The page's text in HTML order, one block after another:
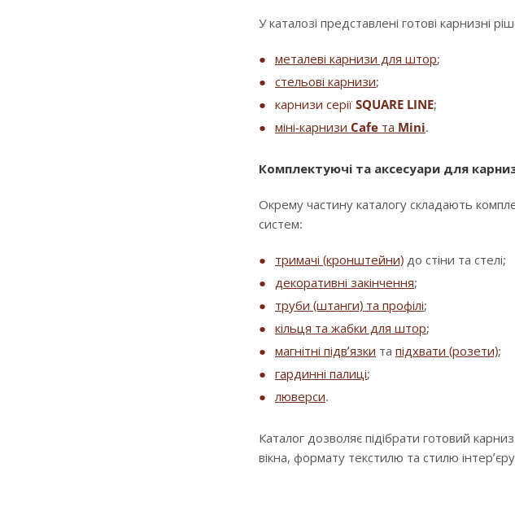
У каталозі представлені готові карнизні
металеві карнизи для штор;
стельові карнизи;
карнизи серії SQUARE LINE;
міні-карнизи Cafe та Mini.
Комплектуючі та аксесуари для
Окрему частину каталогу складають
систем:
тримачі (кронштейни) до стіни та стелі;
декоративні закінчення;
труби (штанги) та профілі;
кільця та жабки для штор;
магнітні підв’язки та підхвати (розети);
гардинні палиці;
люверси.
Каталог дозволяє підібрати готовий
вікна, формату текстилю та стилю